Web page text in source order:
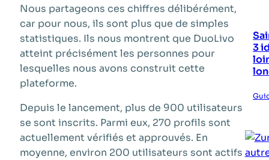
Nous partageons ces chiffres délibérément,
car pour nous, ils sont plus que de simples
statistiques. Ils nous montrent que DuoLivo
atteint précisément les personnes pour
lesquelles nous avons construit cette
plateforme.
Depuis le lancement, plus de 900 utilisateurs
se sont inscrits. Parmi eux, 270 profils sont
actuellement vérifiés et approuvés. En
moyenne, environ 200 utilisateurs sont actifs
3